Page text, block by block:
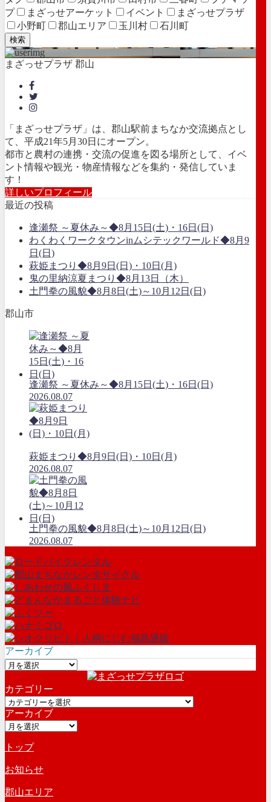
プ
まざっせアーケット イベント
まざっせプラザ
小野町
郡山エリア 玉川村 石川町
検索
まざっせプラザ 郡山
「まざっせプラザ」は、郡山駅前まちなか交流拠点とし
て、平成21年5月30日にオープン。
都市と農村の連携・交流の促進を図る場所として、イベ
ント情報や観光・物産情報などを集約・発信していま
す！
詳しいプロフィール
最近の投稿
逢瀬祭 ～夏休み～◆8月15日(土)・16日(日)
わくわくワークタウンinムシテックワールド◆8月9
日(日)
萩姫まつり◆8月9日(日)・10日(月)
鬼の里納涼夏まつり◆8月13日（木）
土門拳の風貌◆8月8日(土)～10月12日(日)
郡山市
逢瀬祭 ～夏休み～◆8月15日(土)・16日(日)
2026.08.07
萩姫まつり◆8月9日(日)・10日(月)
2026.08.07
土門拳の風貌◆8月8日(土)～10月12日(日)
2026.08.07
アーカイブ
ア
カ
イ
ブ
カテゴリー
カ
テ
ゴ
ー
アーカイブ
ア
カ
イ
ブ
トップ
お知らせ
郡山エリア